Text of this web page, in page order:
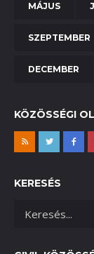
MÁJUS
SZEPTEMBER
DECEMBER
KÖZÖSSÉGI
KERESÉS